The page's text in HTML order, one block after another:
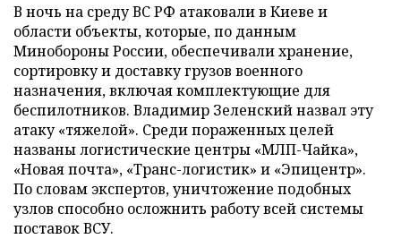
В ночь на среду ВС РФ атаковали в Киеве и
области объекты, которые, по данным
Минобороны России, обеспечивали хранение,
сортировку и доставку грузов военного
назначения, включая комплектующие для
беспилотников. Владимир Зеленский назвал эту
атаку «тяжелой». Среди пораженных целей
названы логистические центры «МЛП-Чайка»,
«Новая почта», «Транс-логистик» и «Эпицентр».
По словам экспертов, уничтожение подобных
узлов способно осложнить работу всей системы
поставок ВСУ.